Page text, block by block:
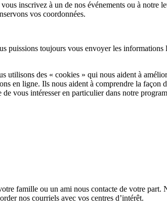
inscrivez à un de nos événements ou à notre
vos coordonnées.
puissions toujours vous envoyer les informations
utilisons des « cookies » qui nous aident à
en ligne. Ils nous aident à comprendre la façon
vous intéresser en particulier dans notre
famille ou un ami nous contacte de votre part.
nos courriels avec vos centres d’intérêt.